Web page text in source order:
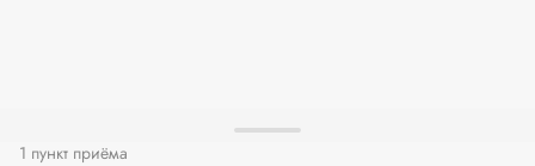
1 пункт приёма